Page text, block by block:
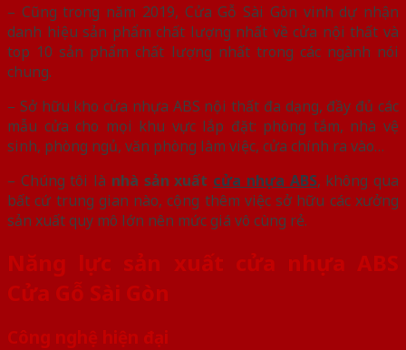
– Cũng trong năm 2019, Cửa Gỗ Sài Gòn vinh dự nhận
danh hiệu sản phẩm chất lượng nhất về cửa nội thất và
top 10 sản phẩm chất lượng nhất trong các ngành nói
chung.
– Sở hữu kho cửa nhựa ABS nội thất đa dạng, đầy đủ các
mẫu cửa cho mọi khu vực lắp đặt: phòng tắm, nhà vệ
sinh, phòng ngủ, văn phòng làm việc, cửa chính ra vào…
– Chúng tôi là nhà sản xuất cửa nhựa ABS, không qua
bất cứ trung gian nào, cộng thêm việc sở hữu các xưởng
sản xuất quy mô lớn nên mức giá vô cùng rẻ.
Năng lực sản xuất cửa nhựa ABS
Cửa Gỗ Sài Gòn
Công nghệ hiện đại